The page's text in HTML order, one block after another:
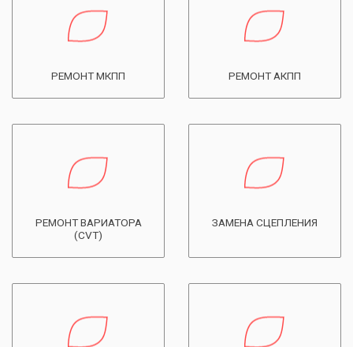
РЕМОНТ МКПП РЕМОНТ АКПП
РЕМОНТ ВАРИАТОРА
(CVT)
ЗАМЕНА СЦЕПЛЕНИЯ